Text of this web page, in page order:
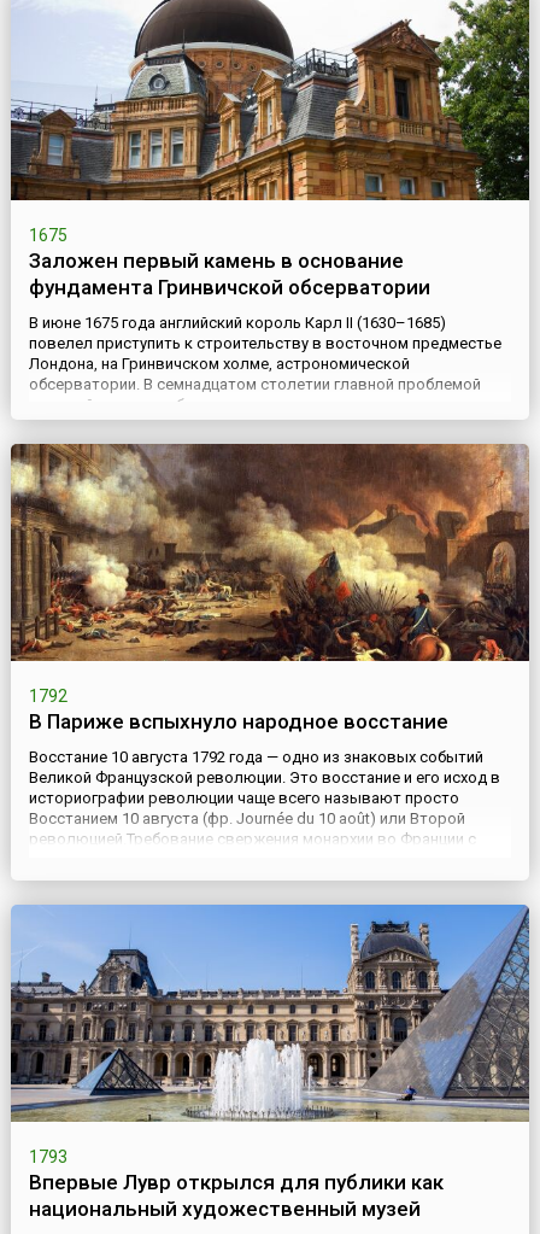
1675
Заложен первый камень в основание
фундамента Гринвичской обсерватории
В июне 1675 года английский король Карл II (1630–1685)
повелел приступить к строительству в восточном предместье
Лондона, на Гринвичском холме, астрономической
обсерватории. В семнадцатом столетии главной проблемой
морской навигации было определение долготы в открытом
море. В принципе, долготу можно было определить на
основании наблюдений положения Луны, и Карл II в декабре
1674 года основал К...
1792
В Париже вспыхнуло народное восстание
Восстание 10 августа 1792 года — одно из знаковых событий
Великой Французской революции. Это восстание и его исход в
историографии революции чаще всего называют просто
Восстанием 10 августа (фр. Journée du 10 août) или Второй
революцией.Требование свержения монархии во Франции с
новых сторонников в народных низах столицы и провинции. ...
1793
Впервые Лувр открылся для публики как
национальный художественный музей